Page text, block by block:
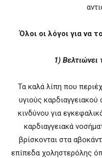
Όλοι οι λόγοι για να
1) Βελτιώνει
Τα καλά λίπη που
υγιούς
κινδύνου για
καρδιαγγειακά
βρίσκονται στα
επίπεδα χοληστερόλης